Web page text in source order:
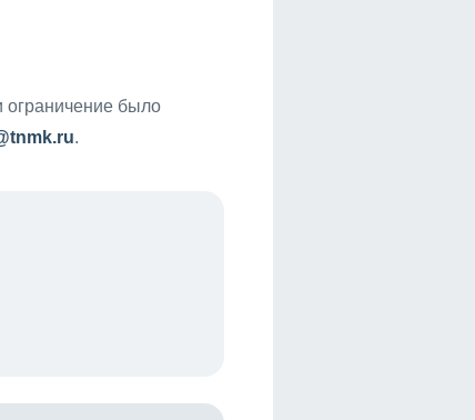
ограничение было
.